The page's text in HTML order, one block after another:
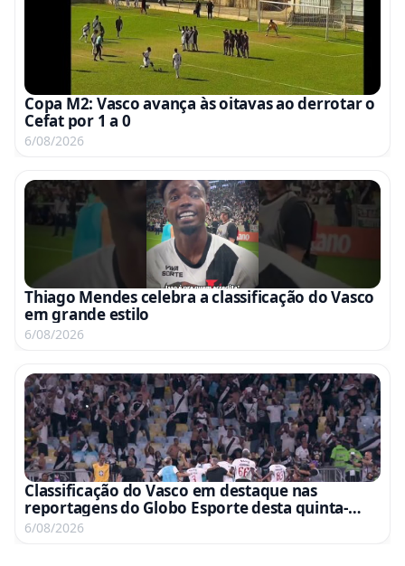
Copa M2: Vasco avança às oitavas ao derrotar o
Cefat por 1 a 0
6/08/2026
Thiago Mendes celebra a classificação do Vasco
em grande estilo
6/08/2026
Classificação do Vasco em destaque nas
reportagens do Globo Esporte desta quinta-
feira
6/08/2026